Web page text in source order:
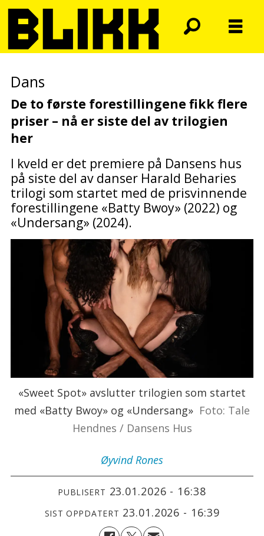
Dans
De to første forestillingene fikk flere
priser – nå er siste del av trilogien
her
I kveld er det premiere på Dansens hus
på siste del av danser Harald Beharies
trilogi som startet med de prisvinnende
forestillingene «Batty Bwoy» (2022) og
«Undersang» (2024).
«Sweet Spot» avslutter trilogien som startet
med «Batty Bwoy» og «Undersang» Foto: Tale
Hendnes / Dansens Hus
Øyvind Rones
PUBLISERT 23.01.2026 - 16:38
SIST OPPDATERT 23.01.2026 - 16:39